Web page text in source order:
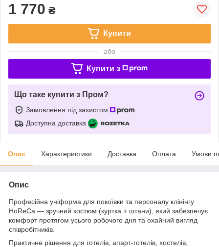
1 770 ₴
Купити
або
Купити з
Що таке купити з Пром?
Замовлення під захистом
Доступна доставка
Опис Характеристики Доставка Оплата Умови
Опис
Професійна уніформа для покоївки та персоналу клінінгу
HoReCa — зручний костюм (куртка + штани), який забезпечує
комфорт протягом усього робочого дня та охайний вигляд
співробітників.
Практичне рішення для готелів, апарт-готелів, хостелів,